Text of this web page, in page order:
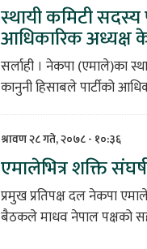
स्थायी कमिटी सदस्य
आधिकारिक अध्यक्ष
सर्लाही । नेकपा (एमाले)का
कानुनी हिसाबले पार्टीको
श्रावण २८ गते, २०७८ - १०:३६
एमालेभित्र शक्ति
प्रमुख प्रतिपक्ष दल नेकपा
बैठकले माधव नेपाल पक्षको